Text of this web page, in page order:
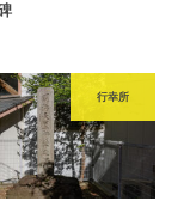
行幸所